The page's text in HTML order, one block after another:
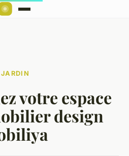
JARDIN
votre espace
design